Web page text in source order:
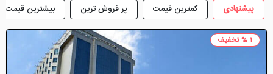
پیشنهادی کمترین قیمت پر فروش ترین بیشترین قیمت
1 % تخفیف